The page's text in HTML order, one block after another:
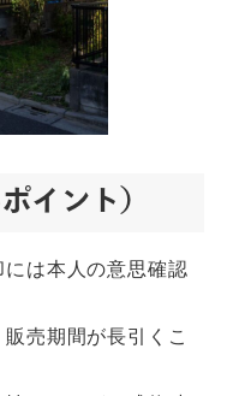
イント）
には本人の意思確認
売期間が長引くこ